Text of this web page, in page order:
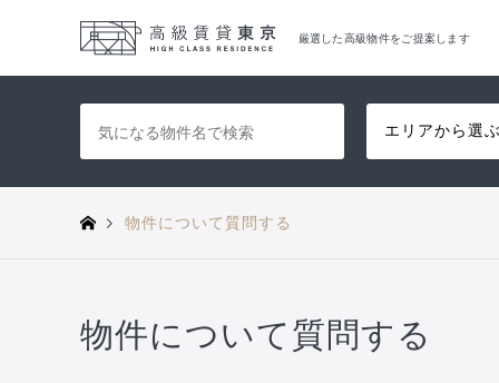
厳選した高級物件をご提案します
エリアから選
物件について質問する
物件について質問する